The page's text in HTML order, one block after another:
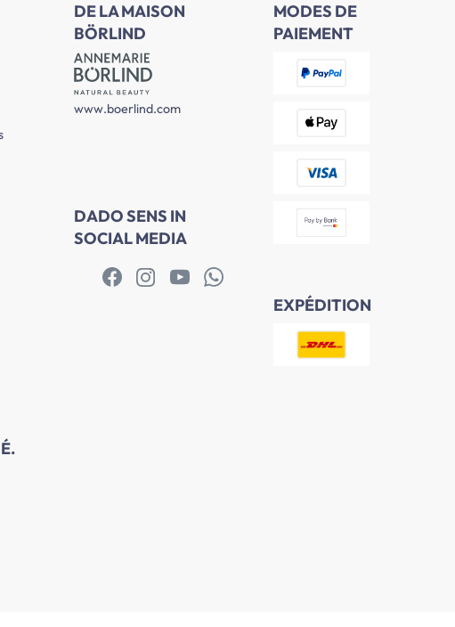
DE LA MAISON
BÖRLIND
www.boerlind.com
DADO SENS IN
SOCIAL MEDIA
MODES DE
PAIEMENT
EXPÉDITION